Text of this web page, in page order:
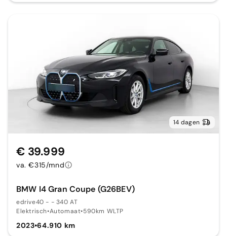
14 dagen
BMW I4 Gran Coupe (G26BEV)
edrive40 - - 340 AT
Elektrisch•Automaat•590km WLTP
2023•64.910 km
€ 39.999
va. €315/mnd